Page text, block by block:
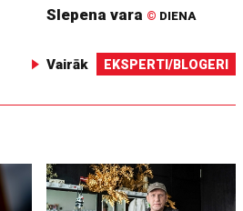
Slepena vara © DIENA
Vairāk EKSPERTI/BLOGERI